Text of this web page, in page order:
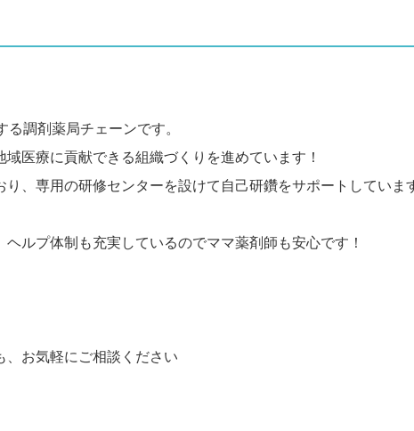
る調剤薬局チェーンです。
医療に貢献できる組織づくりを進めています！
り、専用の研修センターを設けて自己研鑽をサポートしていま
ルプ体制も充実しているのでママ薬剤師も安心です！
、お気軽にご相談ください